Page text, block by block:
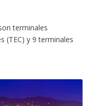
terminales
(TEC) y 9 terminales